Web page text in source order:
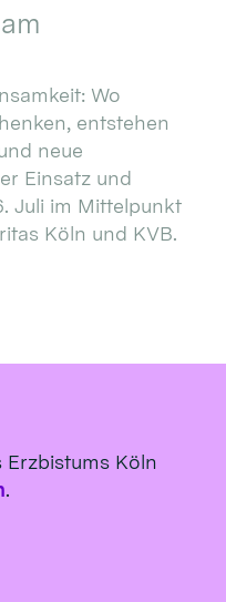
Wo
entstehen
neue
Einsatz und
Juli im Mittelpunkt
Köln und KVB.
Erzbistums Köln
.